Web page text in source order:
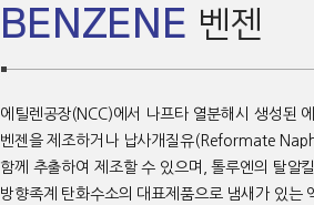
BENZENE 벤젠
에틸렌공장(NCC)에서 나프타 열분해시 생성된
벤젠을 제조하거나 납사개질유(Reformate
함께 추출하여 제조할 수 있으며, 톨루엔의 탈알
방향족계 탄화수소의 대표제품으로 냄새가 있는